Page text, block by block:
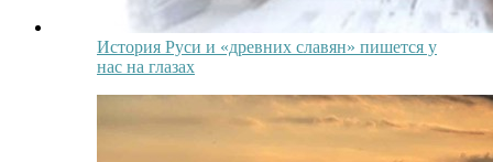
История Руси и «древних славян» пишется у
нас на глазах